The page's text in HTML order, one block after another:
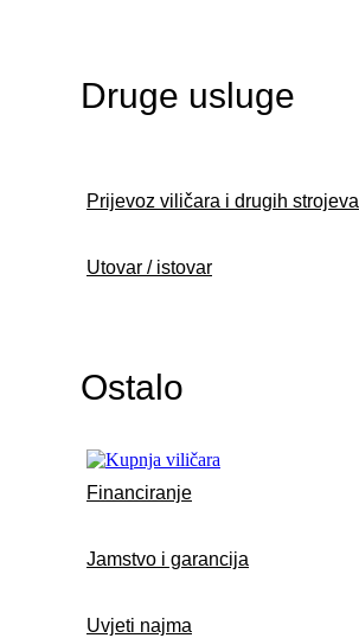
Druge usluge
Prijevoz viličara i drugih strojeva
Utovar / istovar
Ostalo
Financiranje
Jamstvo i garancija
Uvjeti najma